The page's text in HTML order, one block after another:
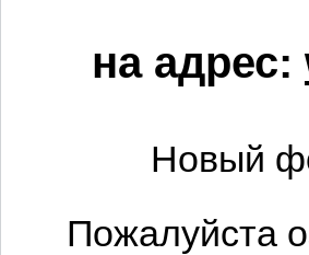
на адрес:
Новый
Пожалуйста